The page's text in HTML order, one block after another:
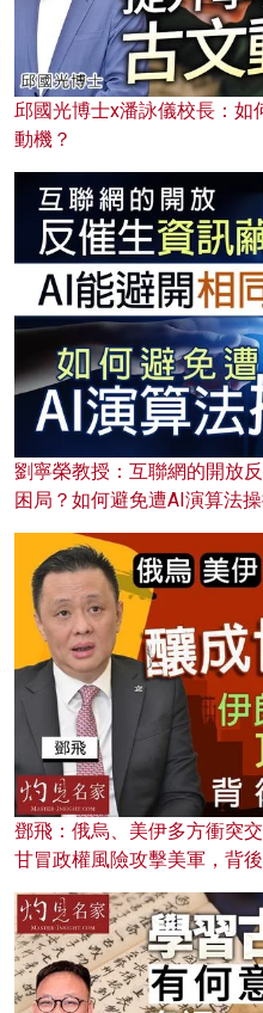
邱國光博士x潘詠儀校長：如
動機？
劉寧榮教授：互聯網的開放
困局？如何避免遭AI演算法操
鄧飛：俄烏、美伊多方衝突
甘冒政權風險攻擊美軍，背